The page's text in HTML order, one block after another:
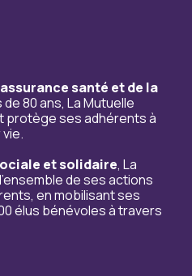
santé et de la
80 ans, La Mutuelle
protège ses adhérents à
et solidaire, La
de ses actions
en mobilisant ses
élus bénévoles à travers